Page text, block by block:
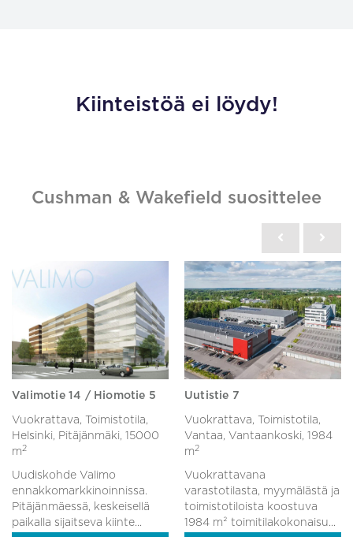
Kiinteistöä ei löydy!
Cushman & Wakefield suosittelee
Valimotie 14 / Hiomotie 5
Vuokrattava, Toimistotila,
Helsinki, Pitäjänmäki, 15000
m 2
Uudiskohde Valimo
ennakkomarkkinoinnissa.
Pitäjänmäessä, keskeisellä
paikalla sijaitseva kiinte...
Uutistie 7
Vuokrattava, Toimistotila,
Vantaa, Vantaankoski, 1984
m 2
Vuokrattavana
varastotilasta, myymälästä ja
toimistotiloista koostuva
1984 m² toimitilakokonaisu...